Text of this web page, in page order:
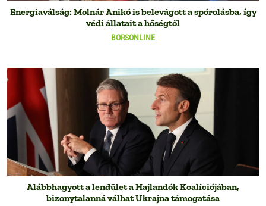
BORSONLINE
Energiaválság: Molnár Anikó is belevágott a spórolásba, így
védi állatait a hőségtől
Alábbhagyott a lendület a Hajlandók Koalíciójában,
bizonytalanná válhat Ukrajna támogatása